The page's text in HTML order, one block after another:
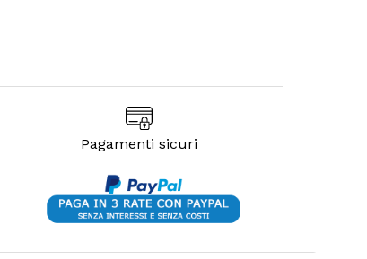
Pagamenti sicuri